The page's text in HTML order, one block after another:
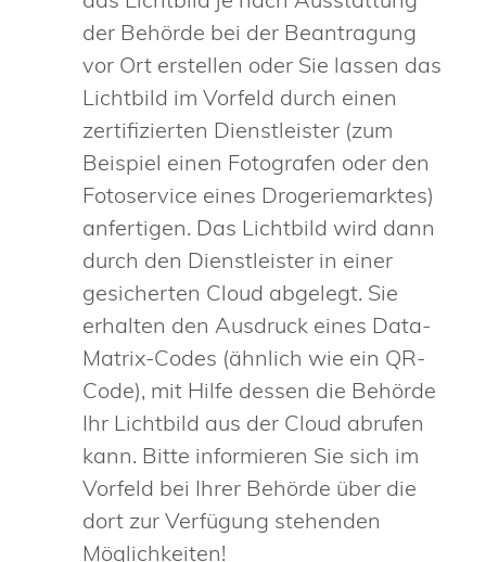
der Behörde bei der Beantragung
vor Ort erstellen oder Sie lassen das
Lichtbild im Vorfeld durch einen
zertifizierten Dienstleister (zum
Beispiel einen Fotografen oder den
Fotoservice eines Drogeriemarktes)
anfertigen. Das Lichtbild wird dann
durch den Dienstleister in einer
gesicherten Cloud abgelegt. Sie
erhalten den Ausdruck eines Data-
Matrix-Codes (ähnlich wie ein QR-
Code), mit Hilfe dessen die Behörde
Ihr Lichtbild aus der Cloud abrufen
kann. Bitte informieren Sie sich im
Vorfeld bei Ihrer Behörde über die
dort zur Verfügung stehenden
Möglichkeiten!